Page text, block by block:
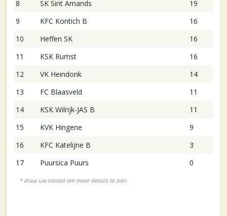
8 SK Sint Amands
19
9
KFC Kontich B
16
10
Heffen SK
16
11
KSK Rumst
16
12
VK Heindonk
14
13
FC Blaasveld
11
14
KSK Wilrijk-JAS B
11
15
KVK Hingene
9
16
KFC Katelijne B
3
17
Puursica Puurs 0